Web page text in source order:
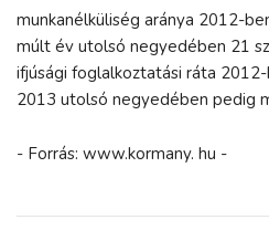
munkanélküliség aránya 2012-
múlt év utolsó negyedében 21
ifjúsági foglalkoztatási ráta
2013 utolsó negyedében pedig
- Forrás: www.kormany. hu -